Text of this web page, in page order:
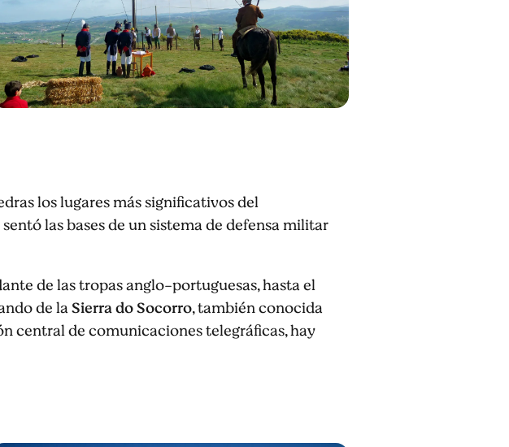
los lugares más significativos del
las bases de un sistema de defensa militar
de las tropas anglo-portuguesas, hasta el
de laSierra do Socorro, también conocida
central de comunicaciones telegráficas, hay